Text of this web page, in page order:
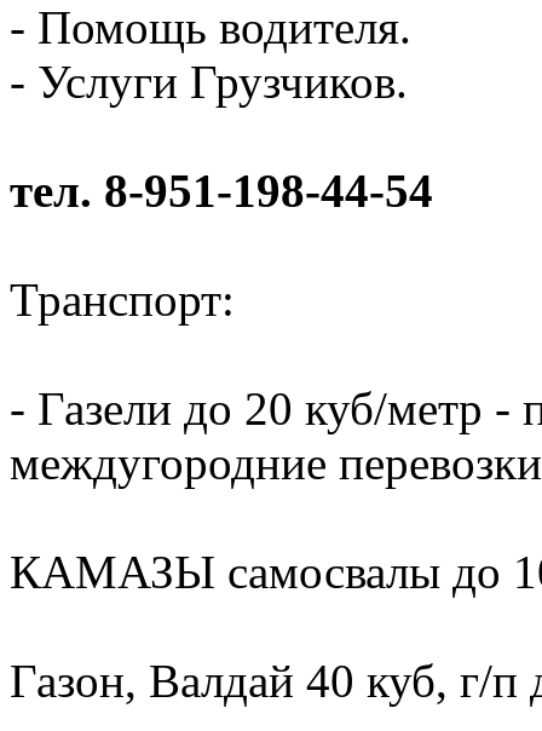
- Помощь водителя.
- Услуги Грузчиков.
тел. 8-951-198-44-54
Транспорт:
- Газели до 20 куб/метр -
междугородние
КАМАЗЫ самосвалы до
Газон, Валдай 40 куб, г/п